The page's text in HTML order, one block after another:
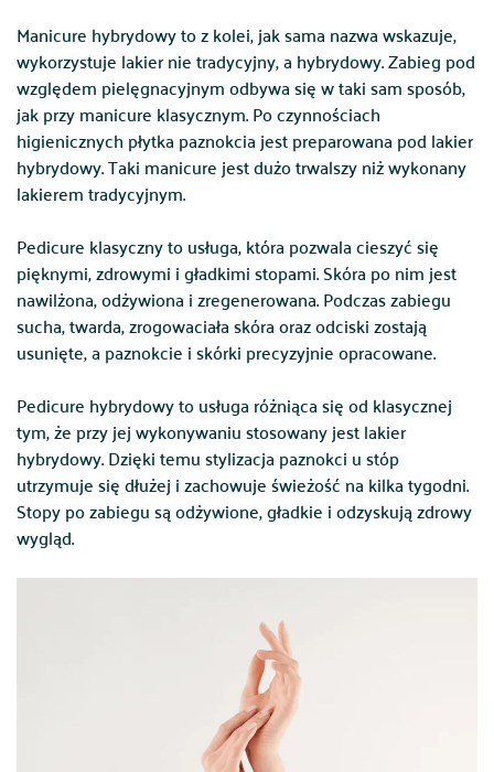
Manicure hybrydowy to z kolei, jak sama nazwa wskazuje,
wykorzystuje lakier nie tradycyjny, a hybrydowy. Zabieg pod
względem pielęgnacyjnym odbywa się w taki sam sposób,
jak przy manicure klasycznym. Po czynnościach
higienicznych płytka paznokcia jest preparowana pod lakier
hybrydowy. Taki manicure jest dużo trwalszy niż wykonany
lakierem tradycyjnym.
Pedicure klasyczny to usługa, która pozwala cieszyć się
pięknymi, zdrowymi i gładkimi stopami. Skóra po nim jest
nawilżona, odżywiona i zregenerowana. Podczas zabiegu
sucha, twarda, zrogowaciała skóra oraz odciski zostają
usunięte, a paznokcie i skórki precyzyjnie opracowane.
Pedicure hybrydowy to usługa różniąca się od klasycznej
tym, że przy jej wykonywaniu stosowany jest lakier
hybrydowy. Dzięki temu stylizacja paznokci u stóp
utrzymuje się dłużej i zachowuje świeżość na kilka tygodni.
Stopy po zabiegu są odżywione, gładkie i odzyskują zdrowy
wygląd.